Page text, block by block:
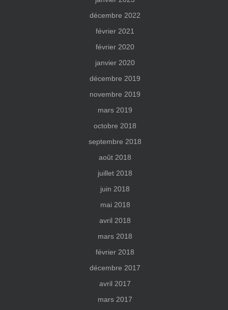
décembre 2022
février 2021
février 2020
janvier 2020
décembre 2019
novembre 2019
mars 2019
octobre 2018
septembre 2018
août 2018
juillet 2018
juin 2018
mai 2018
avril 2018
mars 2018
février 2018
décembre 2017
avril 2017
mars 2017